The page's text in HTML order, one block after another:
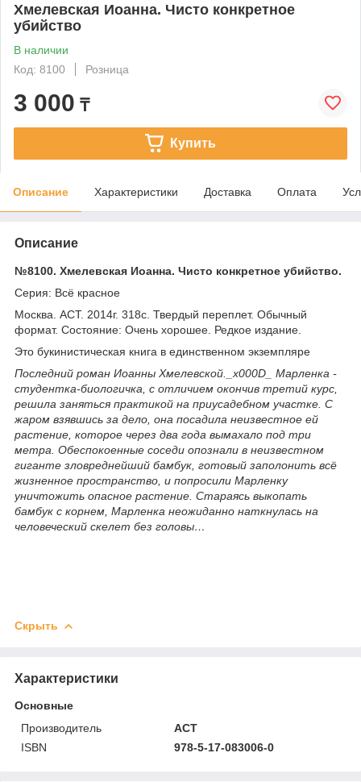
Хмелевская Иоанна. Чисто конкретное
убийство
В наличии
Код: 8100
Розница
3 000 ₸
Купить
Описание Характеристики Доставка Оплата
Описание
№8100. Хмелевская Иоанна. Чисто конкретное убийство.
Серия: Всё красное
Москва. АСТ. 2014г. 318с. Твердый переплет. Обычный
формат. Состояние: Очень хорошее. Редкое издание.
Это букинистическая книга в единственном экземпляре
Последний роман Иоанны Хмелевской._x000D_ Марленка -
студентка-биологичка, с отличием окончив третий курс,
решила заняться практикой на приусадебном участке. С
жаром взявшись за дело, она посадила неизвестное ей
растение, которое через два года вымахало под три
метра. Обеспокоенные соседи опознали в неизвестном
гиганте зловреднейший бамбук, готовый заполонить всё
жизненное пространство, и попросили Марленку
уничтожить опасное растение. Стараясь выкопать
бамбук с корнем, Марленка неожиданно наткнулась на
человеческий скелет без головы…
Скрыть
Характеристики
Основные
Производитель
АСТ
ISBN
978-5-17-083006-0